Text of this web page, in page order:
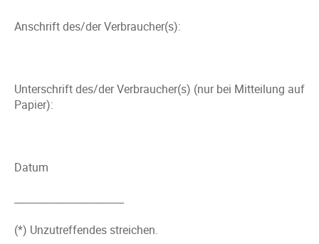
Anschrift des/der Verbraucher(s):
Unterschrift des/der Verbraucher(s) (nur bei Mitteilung auf
Papier):
Datum
(*) Unzutreffendes streichen.